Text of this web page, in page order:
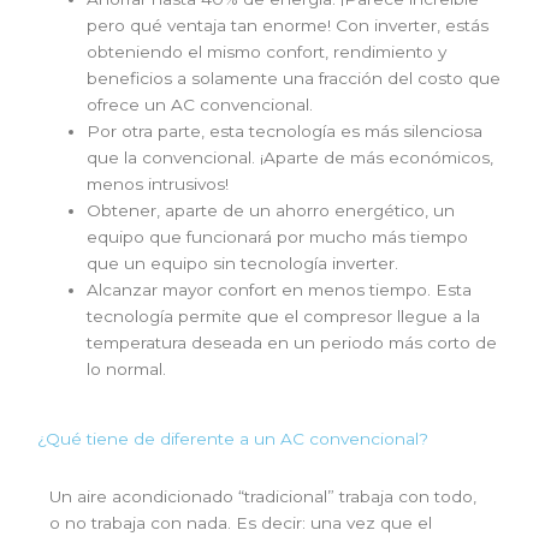
pero qué ventaja tan enorme! Con inverter, estás
obteniendo el mismo confort, rendimiento y
beneficios a solamente una fracción del costo que
ofrece un AC convencional.
Por otra parte, esta tecnología es más silenciosa
que la convencional. ¡Aparte de más económicos,
menos intrusivos!
Obtener, aparte de un ahorro energético, un
equipo que funcionará por mucho más tiempo
que un equipo sin tecnología inverter.
Alcanzar mayor confort en menos tiempo. Esta
tecnología permite que el compresor llegue a la
temperatura deseada en un periodo más corto de
lo normal.
¿Qué tiene de diferente a un AC convencional?
Un aire acondicionado “tradicional” trabaja con todo,
o no trabaja con nada. Es decir: una vez que el